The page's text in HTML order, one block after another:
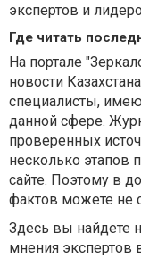
экспертов и
Где читать
На портале
новости
специалисты,
данной сфере.
проверенных
несколько этапов
сайте. Поэтому в
фактов можете не
Здесь вы найдете
мнения